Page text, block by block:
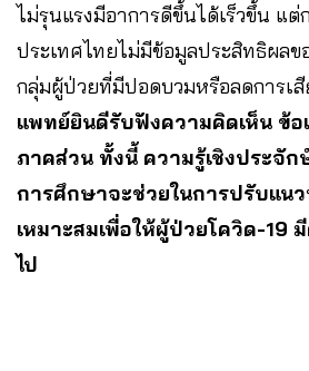
ไม่รุนแรงมีอาการดีขึ้นได้เร็วขึ้น แต่
ประเทศไทยไม่มีข้อมูลประสิทธิผลข
กลุ่มผู้ป่วยที่มีปอดบวมหรือลดการเ
แพทย์ยินดีรับฟังความคิดเห็น ข้อ
ภาคส่วน ทั้งนี้ ความรู้เชิงประจั
การศึกษาจะช่วยในการปรับแน
เหมาะสมเพื่อให้ผู้ป่วยโควิด-
ไป